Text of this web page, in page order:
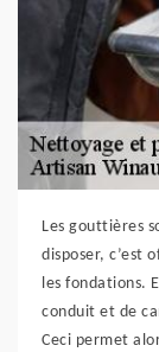
Les gouttières
disposer, c’est
les fondations.
conduit et de
Ceci permet